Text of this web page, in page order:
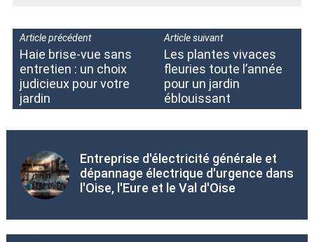
Article précédent
Haie brise-vue sans
entretien : un choix
judicieux pour votre
jardin
Article suivant
Les plantes vivaces
fleuries toute l’année
pour un jardin
éblouissant
Entreprise d'électricité générale et
dépannage électrique d'urgence dans
l'Oise, l'Eure et le Val d'Oise